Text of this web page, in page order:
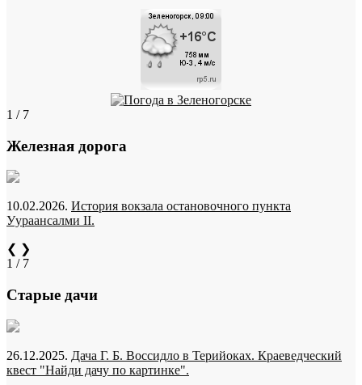
1 / 7
Железная дорога
10.02.2026. История вокзала остановочного пункта
Уураансалми II.
❮ ❯
1 / 7
Старые дачи
26.12.2025. Дача Г. Б. Воссидло в Терийоках. Краеведческий
квест "Найди дачу по картинке".